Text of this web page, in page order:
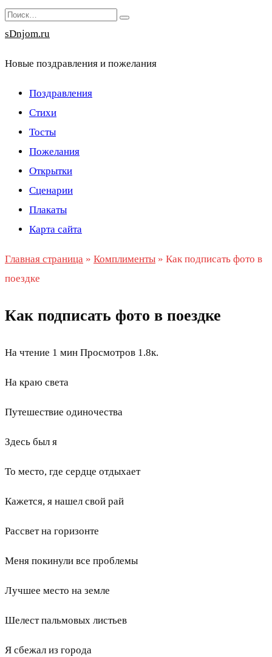
Перейти
к
Search
for:
sDnjom.ru
Новые поздравления и пожелания
Поздравления
Стихи
Тосты
Пожелания
Открытки
Сценарии
Плакаты
Карта сайта
Главная страница » Комплименты » Как подписать фото в
поездке
Как подписать фото в поездке
На чтение 1 мин Просмотров 1.8к.
На краю света
Путешествие одиночества
Здесь был я
То место, где сердце отдыхает
Кажется, я нашел свой рай
Рассвет на горизонте
Меня покинули все проблемы
Лучшее место на земле
Шелест пальмовых листьев
Я сбежал из города